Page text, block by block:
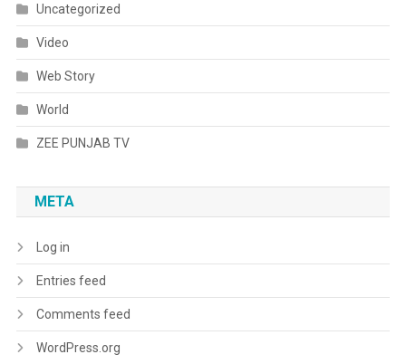
Uncategorized
Video
Web Story
World
ZEE PUNJAB TV
META
Log in
Entries feed
Comments feed
WordPress.org